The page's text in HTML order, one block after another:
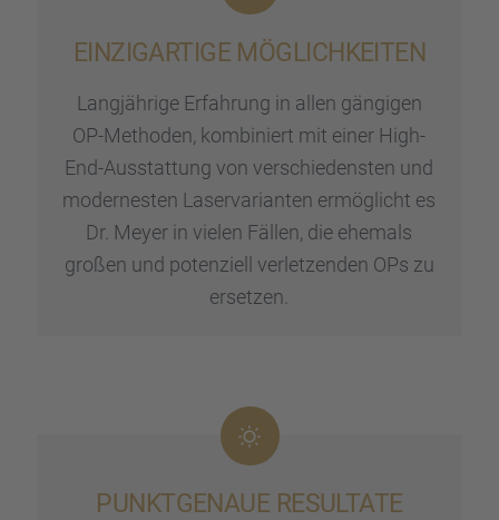
EINZIG­AR­TIGE MÖGLICH­KEI­TEN
Langjäh­rige Erfah­rung in allen gängi­gen
OP-Metho­den, kombi­niert mit einer High-
End-Ausstat­tung von verschie­dens­ten und
moder­nes­ten Laser­va­ri­an­ten ermög­licht es
Dr. Meyer in vielen Fällen, die ehemals
großen und poten­zi­ell verlet­zen­den OPs zu
erset­zen.
PUNKT­GE­NAUE RESUL­TATE